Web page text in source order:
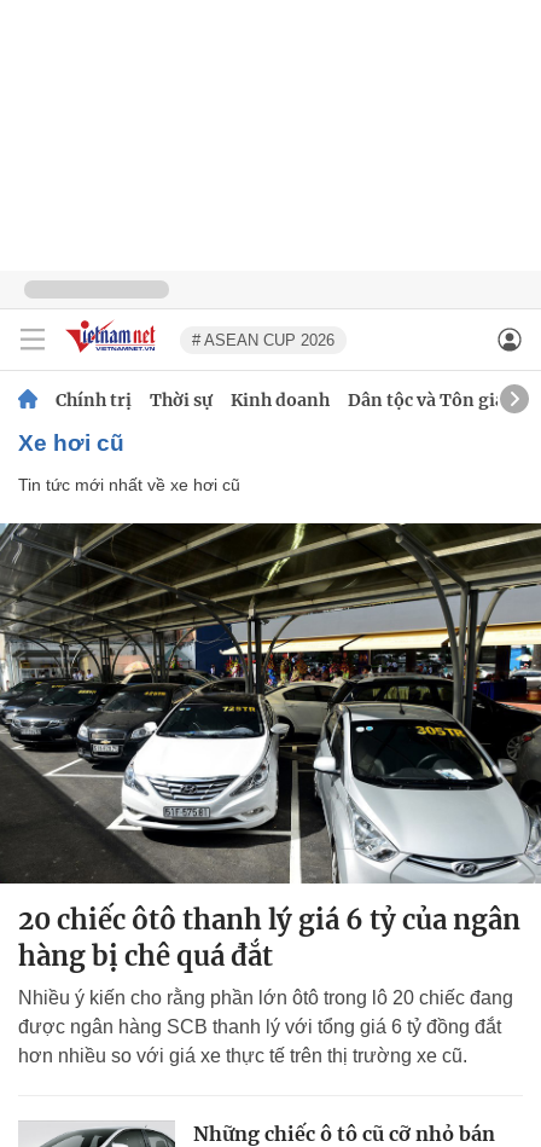
# ASEAN CUP 2026
Chính trị Thời sự Kinh doanh Dân tộc và Tôn giáo
xe hơi cũ
Tin tức mới nhất về xe hơi cũ
20 chiếc ôtô thanh lý giá 6 tỷ của ngân
hàng bị chê quá đắt
Nhiều ý kiến cho rằng phần lớn ôtô trong lô 20 chiếc đang
được ngân hàng SCB thanh lý với tổng giá 6 tỷ đồng đắt
hơn nhiều so với giá xe thực tế trên thị trường xe cũ.
Những chiếc ô tô cũ cỡ nhỏ bán